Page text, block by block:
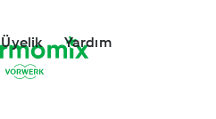
Üyelik Yardım